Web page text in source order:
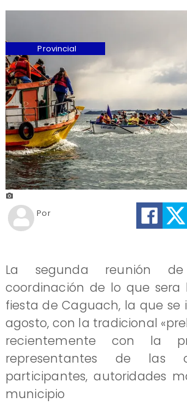
Provincial
Por
La segunda reunión
coordinación de lo que sera
fiesta de Caguach, la que se
agosto, con la tradicional
recientemente con la
representantes de las
participantes, autoridades
municipio